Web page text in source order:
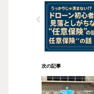
次の記事